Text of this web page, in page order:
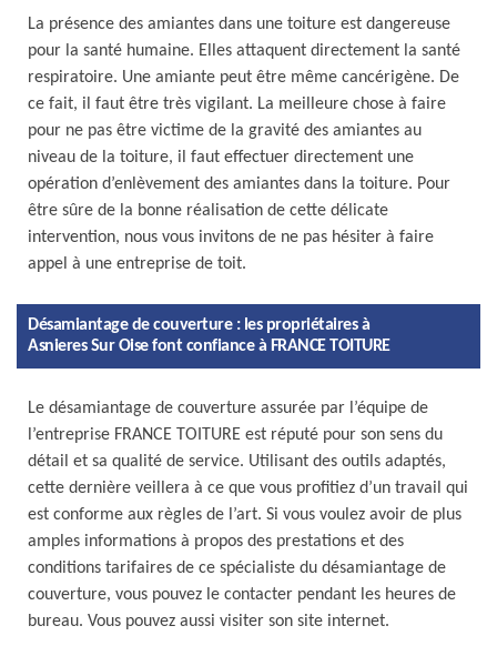
La présence des amiantes dans une toiture est dangereuse
pour la santé humaine. Elles attaquent directement la santé
respiratoire. Une amiante peut être même cancérigène. De
ce fait, il faut être très vigilant. La meilleure chose à faire
pour ne pas être victime de la gravité des amiantes au
niveau de la toiture, il faut effectuer directement une
opération d’enlèvement des amiantes dans la toiture. Pour
être sûre de la bonne réalisation de cette délicate
intervention, nous vous invitons de ne pas hésiter à faire
appel à une entreprise de toit.
Désamiantage de couverture : les propriétaires à
Asnieres Sur Oise font confiance à FRANCE TOITURE
Le désamiantage de couverture assurée par l’équipe de
l’entreprise FRANCE TOITURE est réputé pour son sens du
détail et sa qualité de service. Utilisant des outils adaptés,
cette dernière veillera à ce que vous profitiez d’un travail qui
est conforme aux règles de l’art. Si vous voulez avoir de plus
amples informations à propos des prestations et des
conditions tarifaires de ce spécialiste du désamiantage de
couverture, vous pouvez le contacter pendant les heures de
bureau. Vous pouvez aussi visiter son site internet.